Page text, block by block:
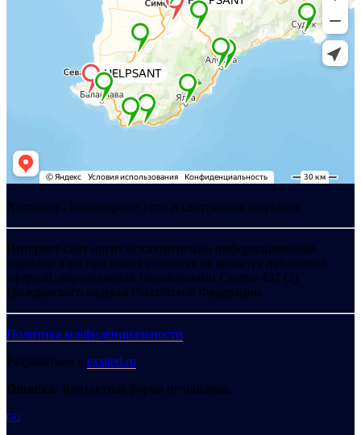
Хелпсант - инженерные сети и сантехника под ключ
Интернет-сайт носит исключительно информационный
характер и ни при каких условиях не является публичной
офертой, определяемой положениями Статьи 437 (2)
Гражданского кодекса Российской Федерации.
Политика конфиденциальности
Разработано в exsited.ru
Ошибка: Контактная форма не найдена.
GO